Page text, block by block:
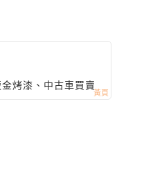
烤漆、中古車買賣